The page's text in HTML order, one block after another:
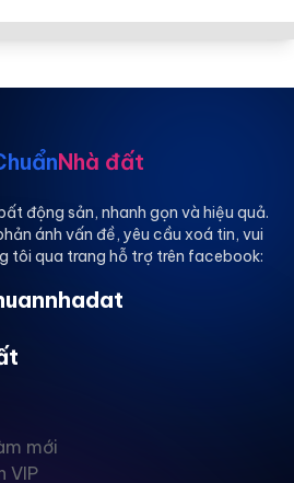
Nhà đất
động sản, nhanh gọn và hiệu quả.
ánh vấn đề, yêu cầu xoá tin, vui
tôi qua trang hỗ trợ trên facebook:
mới
VIP